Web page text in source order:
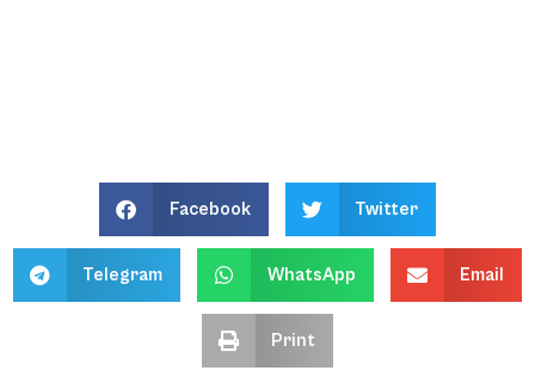
Facebook Twitter
Telegram WhatsApp Email
Print